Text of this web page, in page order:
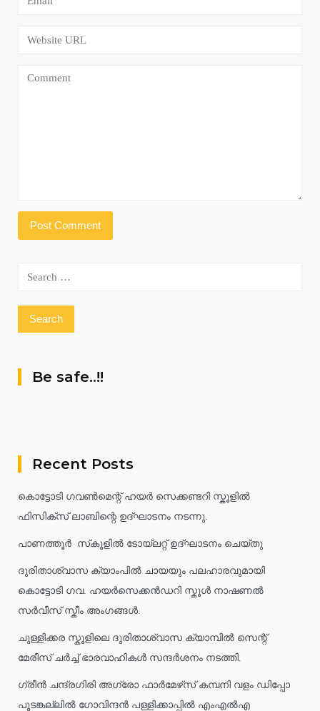
Search
Be safe..!!
Recent Posts
കൊട്ടോടി ഗവൺമെന്റ് ഹയർ സെക്കണ്ടറി സ്കൂളിൽ
ഫിസിക്സ് ലാബിന്റെ ഉദ്ഘാടനം നടന്നു.
പാണത്തൂർ സ്‌കൂളിൽ ടോയ്ലറ്റ് ഉദ്ഘാടനം ചെയ്തു
ദുരിതാശ്വാസ ക്യാംപിൽ ചായയും പലഹാരവുമായി
കൊട്ടോടി ഗവ. ഹയർസെക്കൻഡറി സ്കൂൾ നാഷണൽ
സർവീസ് സ്കീം അംഗങ്ങൾ.
ചുള്ളിക്കര സ്കൂളിലെ ദുരിതാശ്വാസ ക്യാമ്പിൽ സെന്റ്
മേരീസ് ചർച്ച് ഭാരവാഹികൾ സന്ദർശനം നടത്തി.
ഗ്രീൻ ചന്ദ്രഗിരി അഗ്രോ ഫാർമേഴ്‌സ് കമ്പനി വളം ഡിപ്പോ
പൂടങ്കല്ലിൽ ഗോവിന്ദൻ പള്ളിക്കാപ്പിൽ എംഎൽഎ